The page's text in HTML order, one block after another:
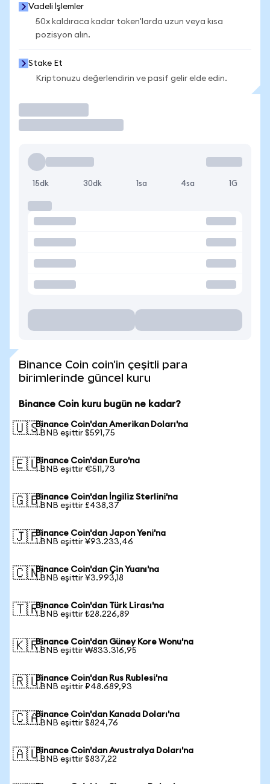
Vadeli İşlemler
50x kaldıraca kadar token'larda uzun veya kısa
pozisyon alın.
Stake Et
Kriptonuzu değerlendirin ve pasif gelir elde edin.
15dk 30dk 1sa 4sa 1G
Binance Coin coin'in çeşitli para
birimlerinde güncel kuru
Binance Coin kuru bugün ne kadar?
🇺🇸Binance Coin'dan Amerikan Doları'na
1 BNB eşittir $591,75
🇪🇺Binance Coin'dan Euro'na
1 BNB eşittir €511,73
🇬🇧Binance Coin'dan İngiliz Sterlini'na
1 BNB eşittir £438,37
🇯🇵Binance Coin'dan Japon Yeni'na
1 BNB eşittir ¥93.233,46
🇨🇳Binance Coin'dan Çin Yuanı'na
1 BNB eşittir ¥3.993,18
🇹🇷Binance Coin'dan Türk Lirası'na
1 BNB eşittir ₺28.226,89
🇰🇷Binance Coin'dan Güney Kore Wonu'na
1 BNB eşittir ₩833.316,95
🇷🇺Binance Coin'dan Rus Rublesi'na
1 BNB eşittir ₽48.689,93
🇨🇦Binance Coin'dan Kanada Doları'na
1 BNB eşittir $824,76
🇦🇺Binance Coin'dan Avustralya Doları'na
1 BNB eşittir $837,22